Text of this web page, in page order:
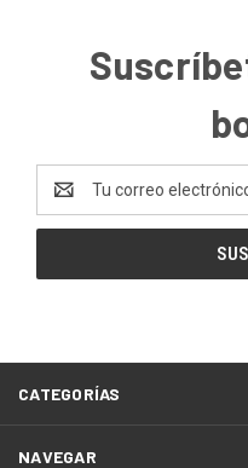
de
correo
CATEGORÍAS
NAVEGAR